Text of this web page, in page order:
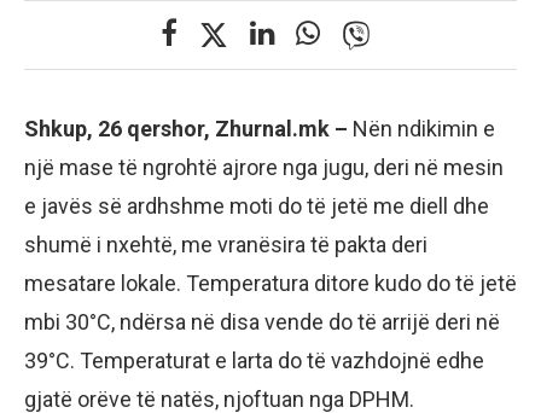
Shkup, 26 qershor, Zhurnal.mk – Nën ndikimin e
një mase të ngrohtë ajrore nga jugu, deri në mesin
e javës së ardhshme moti do të jetë me diell dhe
shumë i nxehtë, me vranësira të pakta deri
mesatare lokale. Temperatura ditore kudo do të jetë
mbi 30°C, ndërsa në disa vende do të arrijë deri në
39°C. Temperaturat e larta do të vazhdojnë edhe
gjatë orëve të natës, njoftuan nga DPHM.